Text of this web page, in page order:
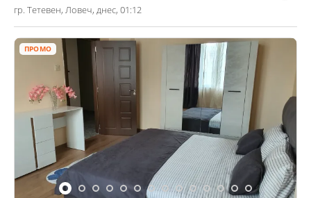
гр. Тетевен, Ловеч, днес, 01:12
ПРОМО